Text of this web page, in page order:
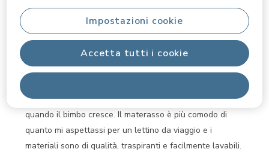
Accetta tutti i cookie
Impostazioni cookie
lettino da viaggio Maxi-Cosi Iris² è stata una scoperta
fantastica! Si apre e si richiude in pochi secondi, è
leggerissimo da trasportare ma al tempo stesso stabile e
perfetto nei primi mesi, mentre quello basso è ideale
quando il bimbo cresce. Il materasso è più comodo di
quanto mi aspettassi per un lettino da viaggio e i
materiali sono di qualità, traspiranti e facilmente lavabili.